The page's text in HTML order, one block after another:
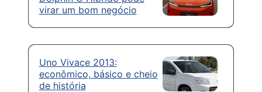
virar um bom negócio
Uno Vivace 2013:
econômico, básico e cheio
de história